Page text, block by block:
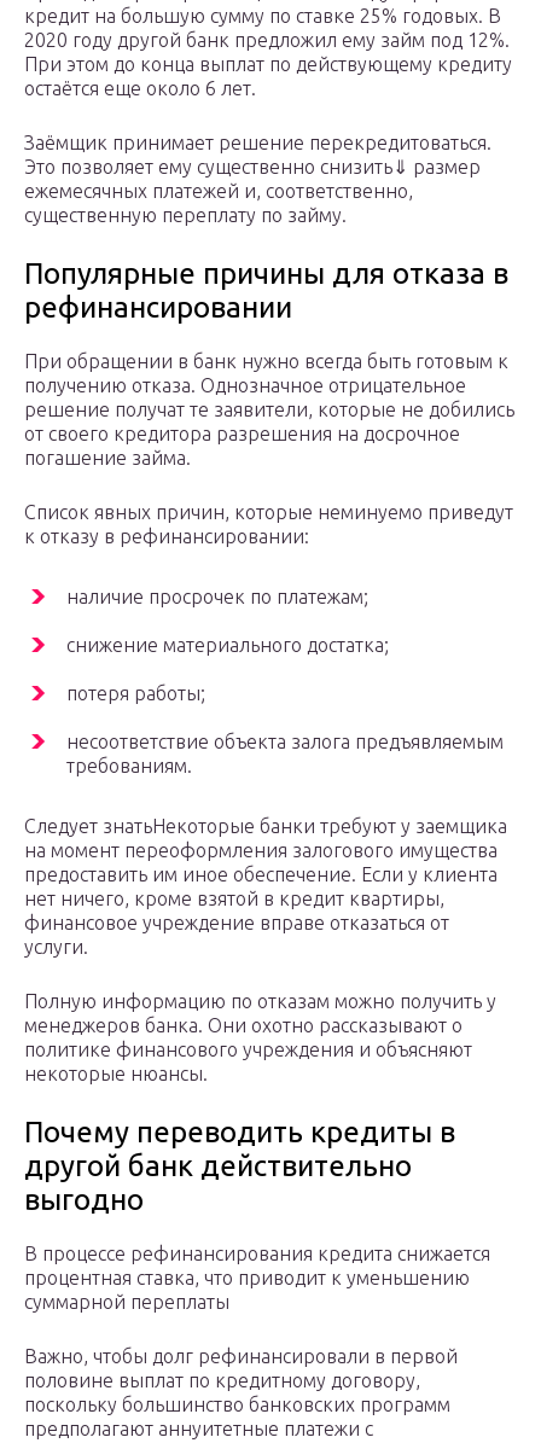
кредит на большую сумму по ставке 25% годовых. В
2020 году другой банк предложил ему займ под 12%.
При этом до конца выплат по действующему кредиту
остаётся еще около 6 лет.
Заёмщик принимает решение перекредитоваться.
Это позволяет ему существенно снизить⇓ размер
ежемесячных платежей и, соответственно,
существенную переплату по займу.
Популярные причины для отказа в
рефинансировании
При обращении в банк нужно всегда быть готовым к
получению отказа. Однозначное отрицательное
решение получат те заявители, которые не добились
от своего кредитора разрешения на досрочное
погашение займа.
Список явных причин, которые неминуемо приведут
к отказу в рефинансировании:
наличие просрочек по платежам;
снижение материального достатка;
потеря работы;
несоответствие объекта залога предъявляемым
требованиям.
Следует знатьНекоторые банки требуют у заемщика
на момент переоформления залогового имущества
предоставить им иное обеспечение. Если у клиента
нет ничего, кроме взятой в кредит квартиры,
финансовое учреждение вправе отказаться от
услуги.
Полную информацию по отказам можно получить у
менеджеров банка. Они охотно рассказывают о
политике финансового учреждения и объясняют
некоторые нюансы.
Почему переводить кредиты в
другой банк действительно
выгодно
В процессе рефинансирования кредита снижается
процентная ставка, что приводит к уменьшению
суммарной переплаты
Важно, чтобы долг рефинансировали в первой
половине выплат по кредитному договору,
поскольку большинство банковских программ
предполагают аннуитетные платежи с